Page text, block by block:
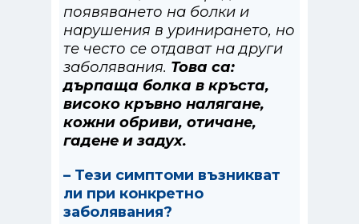
появяването на болки и
нарушения в уринирането, но
те често се отдават на други
заболявания. Това са:
дърпаща болка в кръста,
високо кръвно налягане,
кожни обриви, отичане,
гадене и задух.
– Тези симптоми възникват
ли при конкретно
заболявания?